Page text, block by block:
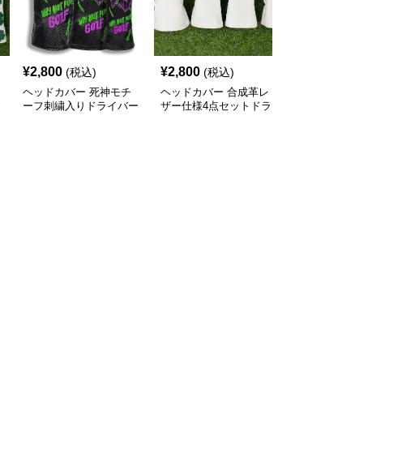
¥2,800 (税込)
ヘッドカバー 死神モチ
ーフ刺繍入りドライバー
¥2,800 (税込)
ヘッドカバー 合成革レ
ザー仕様4点セットドラ